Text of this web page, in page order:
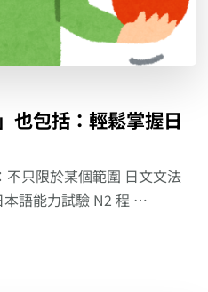
也包括：輕鬆掌握日
只限於某個範圍 日文文法
本語能力試驗 N2 程 …